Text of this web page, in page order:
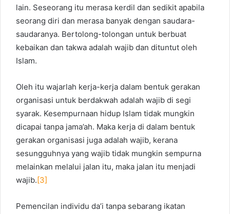
lain. Seseorang itu merasa kerdil dan sedikit apabila
seorang diri dan merasa banyak dengan saudara-
saudaranya. Bertolong-tolongan untuk berbuat
kebaikan dan takwa adalah wajib dan dituntut oleh
Islam.
Oleh itu wajarlah kerja-kerja dalam bentuk gerakan
organisasi untuk berdakwah adalah wajib di segi
syarak. Kesempurnaan hidup Islam tidak mungkin
dicapai tanpa jama’ah. Maka kerja di dalam bentuk
gerakan organisasi juga adalah wajib, kerana
sesungguhnya yang wajib tidak mungkin sempurna
melainkan melalui jalan itu, maka jalan itu menjadi
wajib.[3]
Pemencilan individu da’i tanpa sebarang ikatan